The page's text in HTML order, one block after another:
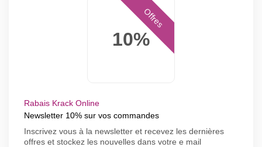
10%
Offres
Rabais Krack Online
Newsletter 10% sur vos commandes
Inscrivez vous à la newsletter et recevez les dernières
offres et stockez les nouvelles dans votre e mail